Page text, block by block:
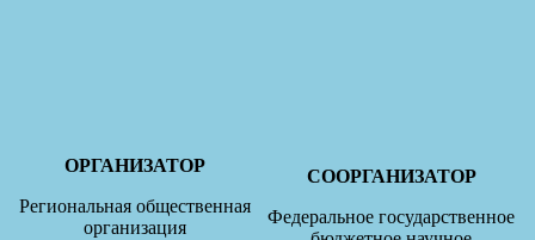
ОРГАНИЗАТОР
Региональная общественная
организация
СООРГАНИЗАТОР
Федеральное государственное